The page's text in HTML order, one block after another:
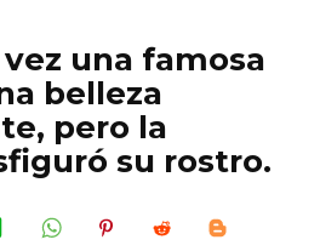
una famosa
belleza
pero la
su rostro.